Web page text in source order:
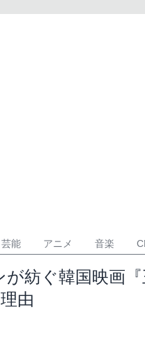
芸能 アニメ 音楽
紡ぐ韓国映画
由